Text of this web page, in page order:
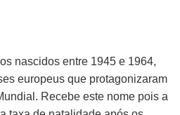
nascidos entre 1945 e 1964,
europeus que protagonizaram
Recebe este nome pois a